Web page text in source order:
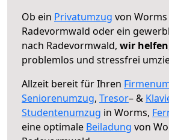
Ob ein Privatumzug von
Radevormwald oder ein
nach Radevormwald, wir helfen
problemlos und stressfrei
Allzeit bereit für Ihren
Seniorenumzug, Tresor– &
Studentenumzug in Worms,
eine optimale Beiladung von